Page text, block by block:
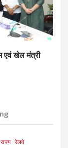
एवं खेल मंत्री
राज्य रेलवे